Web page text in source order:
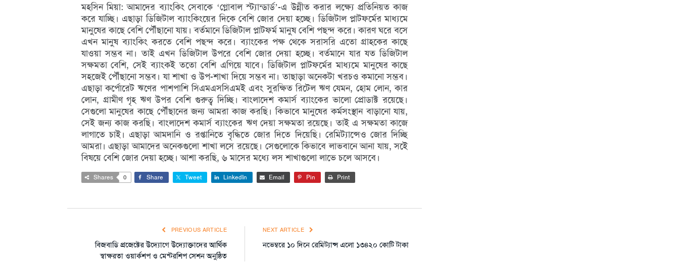
মহসিন মিয়া: আমাদের ব্যাংকিং সেবাকে ‘গ্লোবাল স্ট্যান্ডার্ড’-এ উন্নীত করার লক্ষ্যে প্রতিনিয়ত কাজ
করে যাচ্ছি। এছাড়া ডিজিটাল ব্যাংকিংয়ের দিকে বেশি জোর দেয়া হচ্ছে। ডিজিটাল প্লাটফর্মের মাধ্যমে
মানুষের কাছে বেশি পৌঁছানো যায়। বর্তমানে ডিজিটাল প্লাটফর্ম মানুষ বেশি পছন্দ করে। কারণ ঘরে বসে
এখন মানুষ ব্যাংকিং করতে বেশি পছন্দ করে। ব্যাংকের পক্ষ থেকে সরাসরি এতো গ্রাহকের কাছে
যাওয়া সম্ভব না। তাই এখন ডিজিটাল উপরে বেশি জোর দেয়া হচ্ছে। বর্তমানে যার যত ডিজিটাল
সক্ষমতা বেশি, সেই ব্যাংকই ততো বেশি এগিয়ে যাবে। ডিজিটাল প্লাটফর্মের মাধ্যমে মানুষের কাছে
সহজেই পৌঁছানো সম্ভব। যা শাখা ও উপ-শাখা দিয়ে সম্ভব না। তাছাড়া অনেকটা খরচও কমানো সম্ভব।
এছাড়া কর্পোরেট ঋণের পাশপাশি সিএমএসসিএমই এবং সুরক্ষিত রিটেল ঋণ যেমন, হোম লোন, কার
লোন, গ্রামীণ গৃহ ঋণ উপর বেশি গুরুত্ব দিচ্ছি। বাংলাদেশ কমার্স ব্যাংকের ভালো প্রোডাক্ট রয়েছে।
সেগুলো মানুষের কাছে পৌঁছানের জন্য আমরা কাজ করছি। কিভাবে মানুষের কর্মসংস্থান বাড়ানো যায়,
সেই জন্য কাজ করছি। বাংলাদেশ কমার্স ব্যাংকের ঋণ দেয়া সক্ষমতা রয়েছে। তাই এ সক্ষমতা কাজে
লাগাতে চাই। এছাড়া আমদানি ও রপ্তানিতে বৃদ্ধিতে জোর দিতে দিয়েছি। রেমিট্যান্সেও জোর দিচ্ছি
আমরা। এছাড়া আমাদের অনেকগুলো শাখা লসে রয়েছে। সেগুলোকে কিভাবে লাভবানে আনা যায়, সইে
বিষয়ে বেশি জোর দেয়া হচ্ছে। আশা করছি, ৬ মাসের মধ্যে লস শাখাগুলো লাভে চলে আসবে।
Shares 0 Share Tweet LinkedIn Email Pin Print
PREVIOUS ARTICLE
বিজবাডি প্রজেক্টের উদ্যোগে উদ্যোক্তাদের আর্থিক
স্বাক্ষরতা ওয়ার্কশপ ও মেন্টরশিপ সেশন অনুষ্ঠিত
NEXT ARTICLE
নভেম্বরে ১০ দিনে রেমিট্যান্স এলো ১৩৪২০ কোটি টাকা